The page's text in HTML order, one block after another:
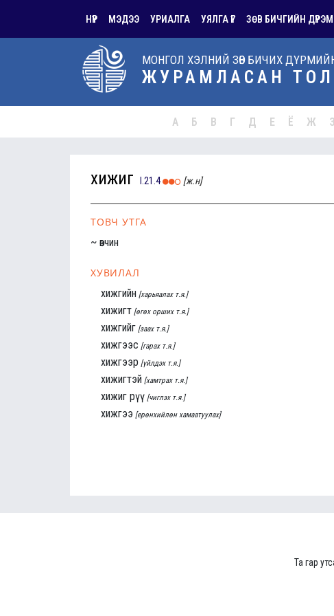
НҮҮР МЭДЭЭ УРИАЛГА УЯЛГА ҮГ ЗӨВ БИЧГИЙН ДҮРЭМ
МОНГОЛ ХЭЛНИЙ ЗӨВ БИЧИХ
ЖУРАМЛАСАН
А Б В Г Д Е Ё Ж З
хижиг I.21.4 [ж.н]
ТОВЧ УТГА
~ өвчин
ХУВИЛАЛ
хижгийн [харьяалах т.я.]
хижигт [өгөх орших т.я.]
хижгийг [заах т.я.]
хижгээс [гарах т.я.]
хижгээр [үйлдэх т.я.]
хижигтэй [хамтрах т.я.]
хижиг рүү [чиглэх т.я.]
хижгээ [ерөнхийлөн хамаатуулах]
Та гар